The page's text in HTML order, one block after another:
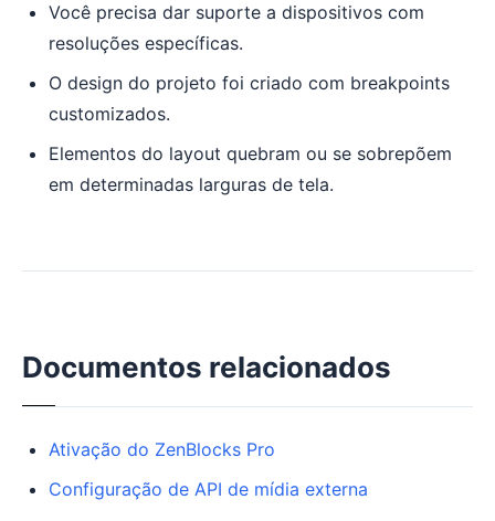
Você precisa dar suporte a dispositivos com
resoluções específicas.
O design do projeto foi criado com breakpoints
customizados.
Elementos do layout quebram ou se sobrepõem
em determinadas larguras de tela.
Documentos relacionados
Ativação do ZenBlocks Pro
Configuração de API de mídia externa